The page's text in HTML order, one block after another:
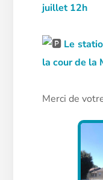
juillet 12h
Le
la cour de la
Merci de